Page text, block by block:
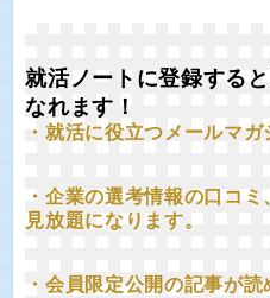
就活ノートに登録する
なれます！
・就活に役立つメールマガ
・企業の選考情報の口コ
見放題になります。
・会員限定公開の記事が読